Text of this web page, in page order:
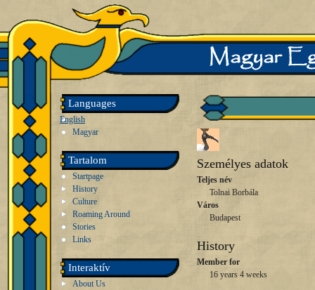
Languages
English
Magyar
Tartalom
Startpage
History
Culture
Roaming Around
Stories
Links
Interaktív
About Us
Személyes adatok
Teljes név
Tolnai Borbála
Város
Budapest
History
Member for
16 years 4 weeks